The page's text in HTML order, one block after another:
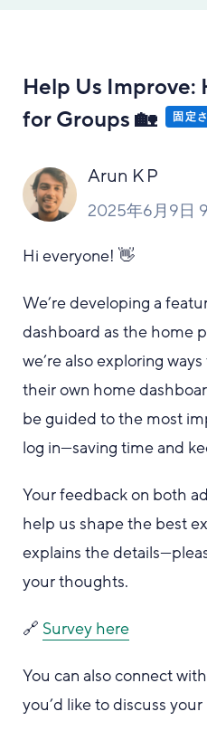
Help Us Improve:
for Groups 🏡
固定
Arun K P
2025年6月9日
Hi everyone! 👋
We’re developing a
dashboard as the home
we’re also exploring
their own home
be guided to the most
log in—saving time and
Your feedback on both
help us shape the best
explains the
your thoughts.
🔗 Survey here
You can also connect
you’d like to discuss